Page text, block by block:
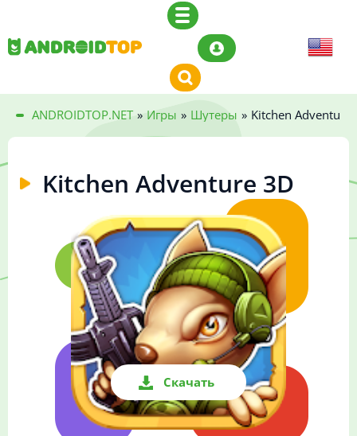
ANDROIDTOP.NET » Игры » Шутеры » Kitchen Adventure
Kitchen Adventure 3D
Скачать